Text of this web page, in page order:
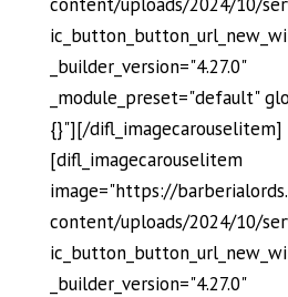
_builder_version="4.27.0"
_module_preset="default"
{}"][/difl_imagecarouselitem]
[difl_imagecarouselitem
image="https://
content/uploads/2024/10/
_builder_version="4.27.0"